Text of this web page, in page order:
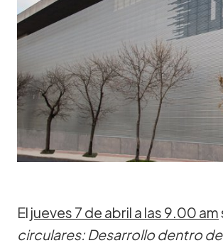
El jueves 7 de abril a las 9.00 am
circulares: Desarrollo dentro